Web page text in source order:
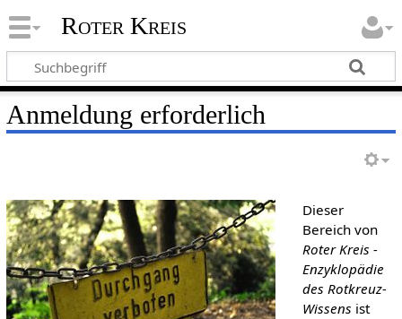
Roter Kreis
Anmeldung erforderlich
Dieser
Bereich von
Roter Kreis -
Enzyklopädie
des Rotkreuz-
Wissens ist